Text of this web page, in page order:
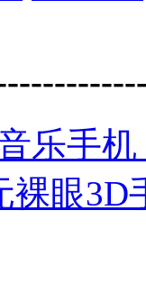
乐手机
裸眼3D